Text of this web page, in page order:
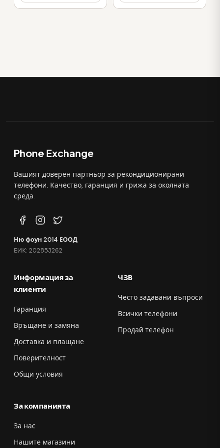
Phone Exchange
Вашият доверен партньор за рекондиционирани
телефони. Качество, гаранция и грижа за околната
среда.
Ню фоун 2014 ЕООД
ЕИК: 202853262
Информация за
клиенти
Гаранция
Връщане и замяна
Доставка и плащане
Поверителност
Общи условия
ЧЗВ
Често задавани въпроси
Всички телефони
Продай телефон
За компанията
За нас
Нашите магазини